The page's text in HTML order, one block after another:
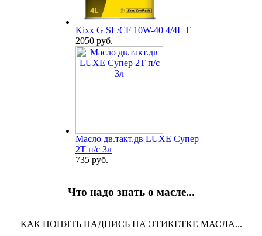
Kixx G SL/CF 10W-40 4/4L T
2050 руб.
Масло дв.такт.дв LUXE Супер
2Т п/с 3л
735 руб.
Что надо знать о масле...
КАК ПОНЯТЬ НАДПИСЬ НА ЭТИКЕТКЕ МАСЛА...